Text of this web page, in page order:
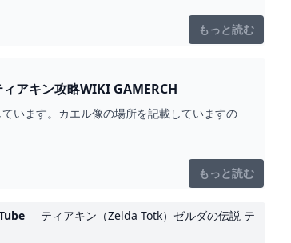
もっと読む
【ティアキン】イーガ団幹部試験の攻略とカエル像の場所【ティアーズオブザキングダム】 - ティアキン攻略WIKI GAMERCH
います。カエル像の場所を記載していますの
もっと読む
ティアキン（Zelda Totk）ゼルダの伝説 テ